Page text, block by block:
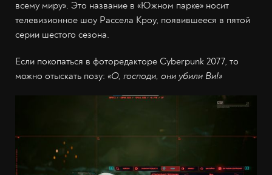
всему миру». Это название в «Южном парке» носит
телевизионное шоу Рассела Кроу, появившееся в пятой
серии шестого сезона.
Если покопаться в фоторедакторе Cyberpunk 2077, то
можно отыскать позу: «О, господи, они убили Ви!»